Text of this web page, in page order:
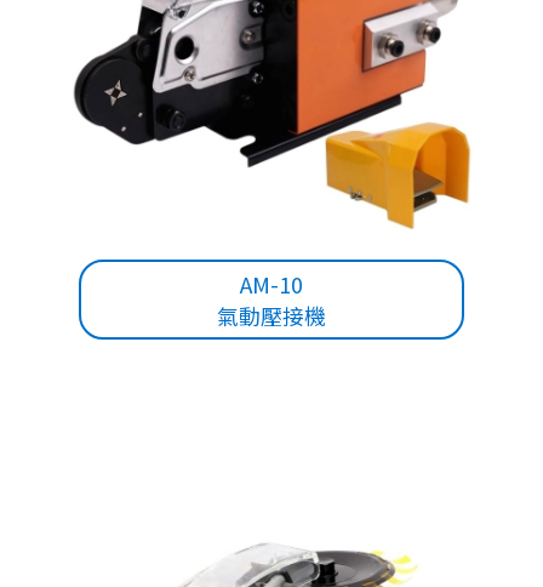
AM-10
氣動壓接機